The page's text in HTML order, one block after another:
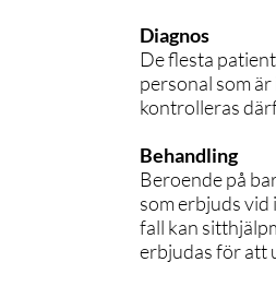
Diagnos
De flesta
personal som
kontrolleras
Behandling
Beroende på
som erbjuds vid
fall kan
erbjudas för att